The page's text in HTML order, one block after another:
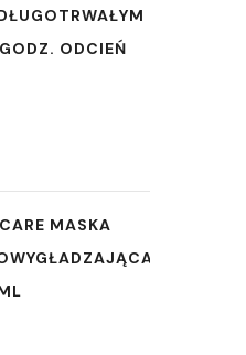
ODCIEŃ
MASKA